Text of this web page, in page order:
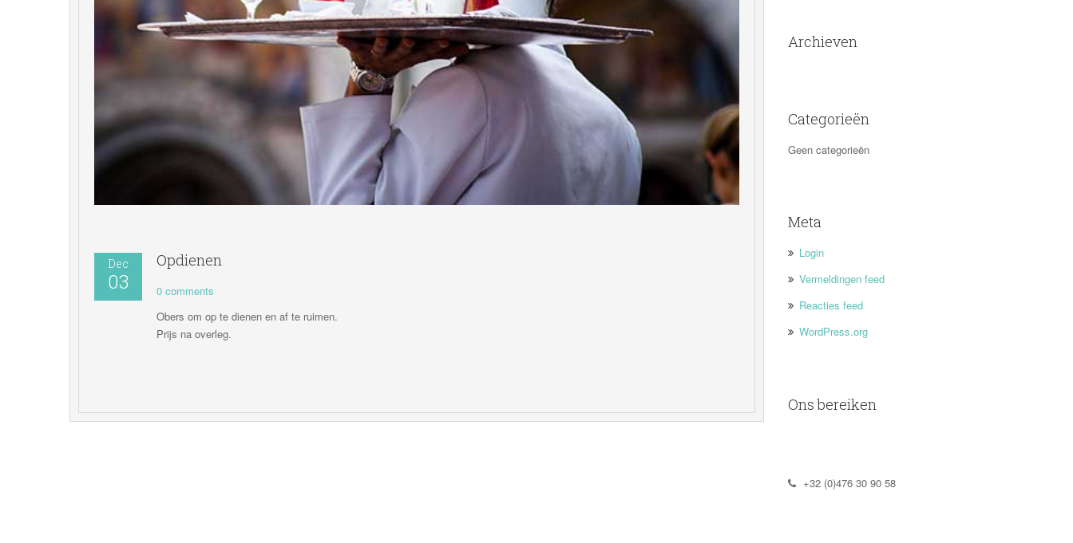
Dec
03
Opdienen
0 comments
Obers om op te dienen en af te ruimen.
Prijs na overleg.
Archieven
Categorieën
Geen categorieën
Meta
Login
Vermeldingen feed
Reacties feed
WordPress.org
Ons bereiken
+32 (0)476 30 90 58